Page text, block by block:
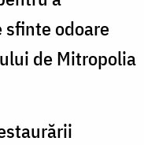
sfinte odoare
de Mitropolia